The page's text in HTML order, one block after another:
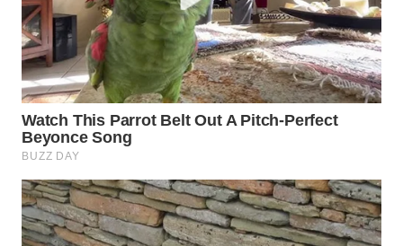
UTARA
WN
SAMOSIR
WN
PADANG
LAWAS
WN
SUMEDANG